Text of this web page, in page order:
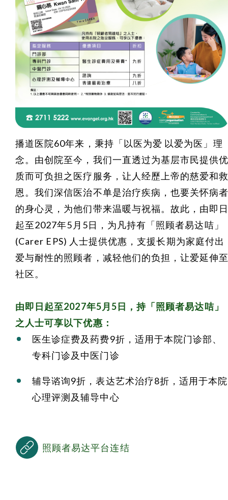
播道医院60年来，秉持「以医为爱 以爱为医」理
念。由创院至今，我们一直透过为基层市民提供
质而可负担之医疗服务，让人经歷上帝的慈爱和
恩。我们深信医治不单是治疗疾病，也要关怀病
的身心灵，为他们带来温暖与祝福。故此， 由即
起至2027年5月5日 ，为凡持有「照顾者易达咭」
(Carer EPS) 人士提供优惠，支援长期为家庭付出
爱与耐性的照顾者，减轻他们的负担，让爱延伸
社区。
由即日起至2027年5月5日，持「照顾者易达咭」
之人士可享以下优惠：
医生诊症费及药费9折，适用于本院门诊部、
专科门诊及中医门诊
辅导谘询9折，表达艺术治疗8折，适用于本院
心理评测及辅导中心
照顾者易达平台连结